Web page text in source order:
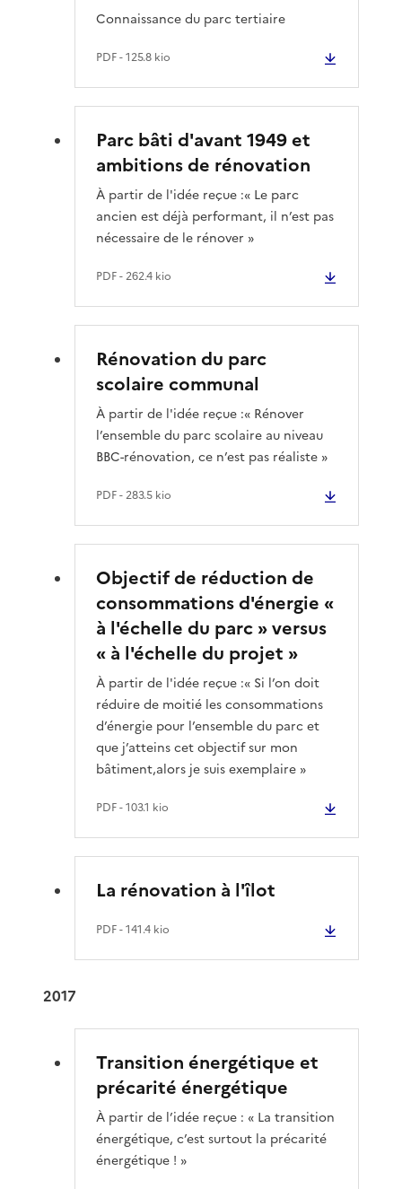
PDF- 125.8 kio
Connaissance du parc tertiaire
Parc bâti d'avant 1949 et
ambitions de rénovation
PDF- 262.4 kio
À partir de l'idée reçue :« Le parc
ancien est déjà performant, il n’est pas
nécessaire de le rénover »
Rénovation du parc
scolaire communal
PDF- 283.5 kio
À partir de l'idée reçue :« Rénover
l’ensemble du parc scolaire au niveau
BBC-rénovation, ce n’est pas réaliste »
Objectif de réduction de
consommations d'énergie «
à l'échelle du parc » versus
« à l'échelle du projet »
PDF- 103.1 kio
À partir de l'idée reçue :« Si l’on doit
réduire de moitié les consommations
d’énergie pour l’ensemble du parc et
que j’atteins cet objectif sur mon
bâtiment,alors je suis exemplaire »
La rénovation à l'îlot
PDF- 141.4 kio
2017
Transition énergétique et
précarité énergétique
À partir de l’idée reçue : « La transition
énergétique, c’est surtout la précarité
énergétique ! »